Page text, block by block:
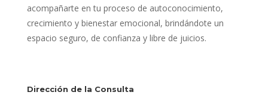
acompañarte en tu proceso de autoconocimiento,
crecimiento y bienestar emocional, brindándote un
espacio seguro, de confianza y libre de juicios.
Dirección de la Consulta